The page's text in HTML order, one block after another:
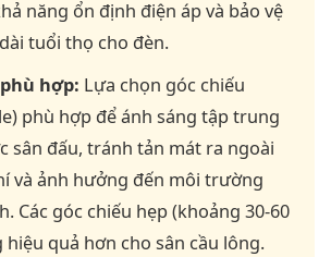
năng ổn định điện áp và bảo vệ
tuổi thọ cho đèn.
hợp: Lựa chọn góc chiếu
phù hợp để ánh sáng tập trung
sân đấu, tránh tản mát ra ngoài
và ảnh hưởng đến môi trường
Các góc chiếu hẹp (khoảng 30-60
quả hơn cho sân cầu lông.